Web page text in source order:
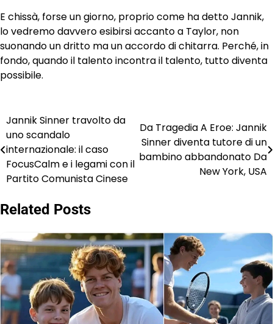
E chissà, forse un giorno, proprio come ha detto Jannik,
lo vedremo davvero esibirsi accanto a Taylor, non
suonando un dritto ma un accordo di chitarra. Perché, in
fondo, quando il talento incontra il talento, tutto diventa
possibile.
Post
navigation
Jannik Sinner travolto da
uno scandalo
internazionale: il caso
FocusCalm e i legami con il
Partito Comunista Cinese
Da Tragedia A Eroe: Jannik
Sinner diventa tutore di un
bambino abbandonato Da
New York, USA
Related Posts